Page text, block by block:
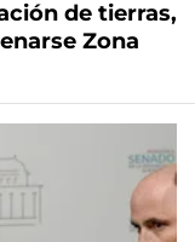
de tierras,
Zona